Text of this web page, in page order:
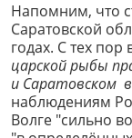
Напомним, что
Саратовской
годах. С тех
царской рыбы
и Саратовском
наблюдениям
Волге "сильно